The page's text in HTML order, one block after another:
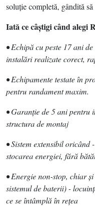
soluţie completă, gândită
Iată ce câştigi când alegi
• Echipă cu peste 17 ani
instalări realizate corect,
• Echipamente testate în
pentru randament maxim.
• Garanţie de 5 ani pentru
structura de montaj
• Sistem extensibil
stocarea energiei, fără
• Energie non-stop, chiar
sistemul de baterii) -
ce se întâmplă în reţea